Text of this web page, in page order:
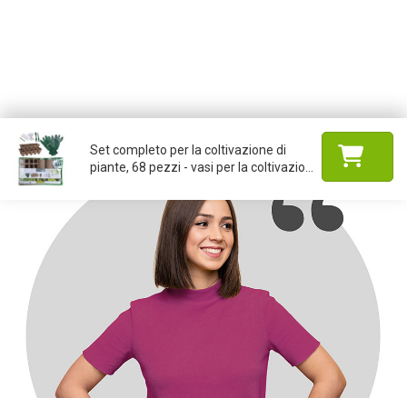
Set completo per la coltivazione di
piante, 68 pezzi - vasi per la coltivazio...